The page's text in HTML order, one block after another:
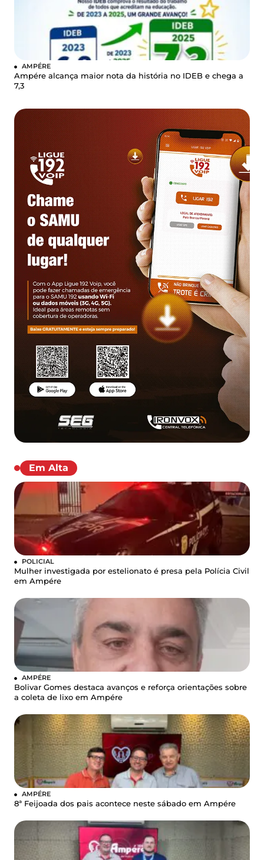
AMPÉRE
Ampére alcança maior nota da história no IDEB e chega a
7,3
Em Alta
POLICIAL
Mulher investigada por estelionato é presa pela Polícia Civil
em Ampére
AMPÉRE
Bolivar Gomes destaca avanços e reforça orientações sobre
a coleta de lixo em Ampére
AMPÉRE
8ª Feijoada dos pais acontece neste sábado em Ampére